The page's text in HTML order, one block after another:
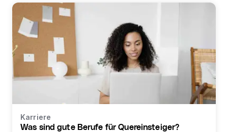
Karriere
Was sind gute Berufe für Quereinsteiger?